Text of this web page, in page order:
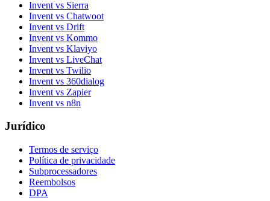
Invent vs Sierra
Invent vs Chatwoot
Invent vs Drift
Invent vs Kommo
Invent vs Klaviyo
Invent vs LiveChat
Invent vs Twilio
Invent vs 360dialog
Invent vs Zapier
Invent vs n8n
Jurídico
Termos de serviço
Política de privacidade
Subprocessadores
Reembolsos
DPA